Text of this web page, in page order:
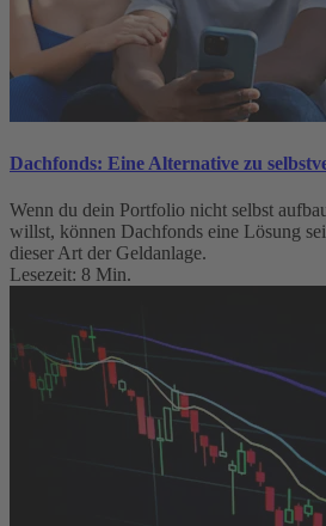
Dachfonds: Eine Alternative zu
Wenn du dein Portfolio nicht selbst
willst, können Dachfonds eine Lösung
dieser Art der Geldanlage.
Lesezeit: 8 Min.